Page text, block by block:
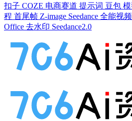
扣子 COZE 电商赛道 提示词 豆包
程 首尾帧 Z-image Seedance 全能视
Office 去水印 Seedance2.0